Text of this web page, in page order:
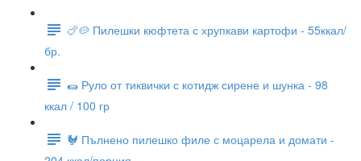
🍗🥔 Пилешки кюфтета с хрупкави картофи - 55ккал/
бр.
🌯 Руло от тиквички с котидж сирене и шунка - 98
ккал / 100 гр
🐓 Пълнено пилешко филе с моцарела и домати -